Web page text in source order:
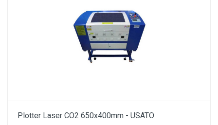
Plotter Laser CO2 650x400mm - USATO